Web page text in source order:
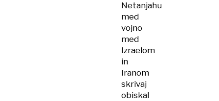
Netanjahu
med
vojno
med
Izraelom
in
Iranom
skrivaj
obiskal